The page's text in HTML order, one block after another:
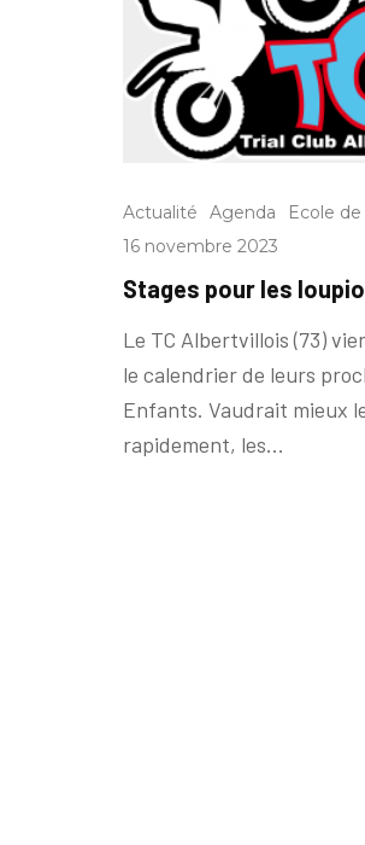
Actualité Agenda Ecole de
16 novembre 2023
Stages pour les
Le TC Albertvillois (73)
le calendrier de leurs
Enfants. Vaudrait mieux
rapidement, les...